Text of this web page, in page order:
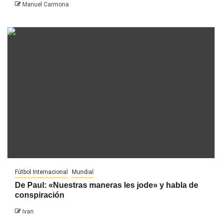
Manuel Carmona
Fútbol Internacional Mundial
De Paul: «Nuestras maneras les jode» y habla de
conspiración
Ivan